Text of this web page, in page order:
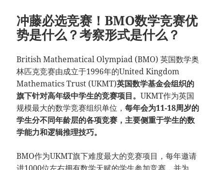
冲藤必选竞赛！BMO数学竞赛优
势是什么？考察形式是什么？
British Mathematical Olympiad (BMO) 英国数学奥
林匹克竞赛由成立于1996年的United Kingdom
Mathematics Trust (UKMT)英国数学基金会组织的
旗下针对高年级中学生的竞赛项目。UKMT作为英国
规模最大的数学竞赛组织单位，每年会为11-18周岁的
学生分不同年龄层的各项竞赛，主要侧重于学生的数
学能力和逻辑推理技巧。
BMO作为UKMT旗下难度最大的竞赛项目，每年邀请